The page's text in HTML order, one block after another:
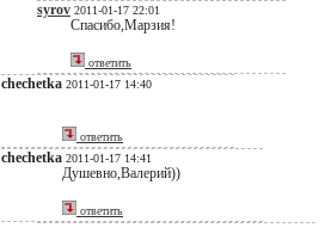
syrov 2011-01-17 22:01
Спасибо,Марзия!
ответить
chechetka 2011-01-17 14:40
ответить
chechetka 2011-01-17 14:41
Душевно,Валерий))
ответить